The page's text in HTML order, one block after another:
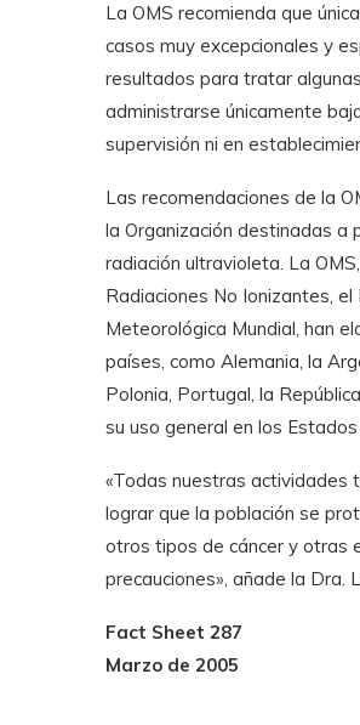
La OMS recomienda que
casos muy excepcionales y
resultados para tratar
administrarse únicamente
supervisión ni en
Las recomendaciones de la
la Organización destinadas a
radiación ultravioleta. La
Radiaciones No Ionizantes,
Meteorológica Mundial, han
países, como Alemania, la
Polonia, Portugal, la
su uso general en los
«Todas nuestras actividades
lograr que la población se
otros tipos de cáncer y otras
precauciones», añade la Dra.
Fact Sheet 287
Marzo de 2005